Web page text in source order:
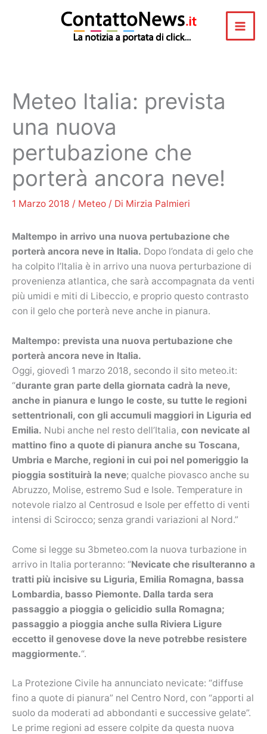
Meteo Italia: prevista
una nuova
pertubazione che
porterà ancora neve!
1 Marzo 2018 / Meteo / Di Mirzia Palmieri
Maltempo in arrivo una nuova pertubazione che
porterà ancora neve in Italia. Dopo l’ondata di gelo che
ha colpito l’Italia è in arrivo una nuova perturbazione di
provenienza atlantica, che sarà accompagnata da venti
più umidi e miti di Libeccio, e proprio questo contrasto
con il gelo che porterà neve anche in pianura.
Maltempo: prevista una nuova pertubazione che
porterà ancora neve in Italia.
Oggi, giovedì 1 marzo 2018, secondo il sito meteo.it:
“durante gran parte della giornata cadrà la neve,
anche in pianura e lungo le coste, su tutte le regioni
settentrionali, con gli accumuli maggiori in Liguria ed
Emilia. Nubi anche nel resto dell’Italia, con nevicate al
mattino fino a quote di pianura anche su Toscana,
Umbria e Marche, regioni in cui poi nel pomeriggio la
pioggia sostituirà la neve; qualche piovasco anche su
Abruzzo, Molise, estremo Sud e Isole. Temperature in
notevole rialzo al Centrosud e Isole per effetto di venti
intensi di Scirocco; senza grandi variazioni al Nord.”
Come si legge su 3bmeteo.com la nuova turbazione in
arrivo in Italia porteranno: “Nevicate che risulteranno a
tratti più incisive su Liguria, Emilia Romagna, bassa
Lombardia, basso Piemonte. Dalla tarda sera
passaggio a pioggia o gelicidio sulla Romagna;
passaggio a pioggia anche sulla Riviera Ligure
eccetto il genovese dove la neve potrebbe resistere
maggiormente.“.
La Protezione Civile ha annunciato nevicate: “diffuse
fino a quote di pianura” nel Centro Nord, con “apporti al
suolo da moderati ad abbondanti e successive gelate”.
Le prime regioni ad essere colpite da questa nuova